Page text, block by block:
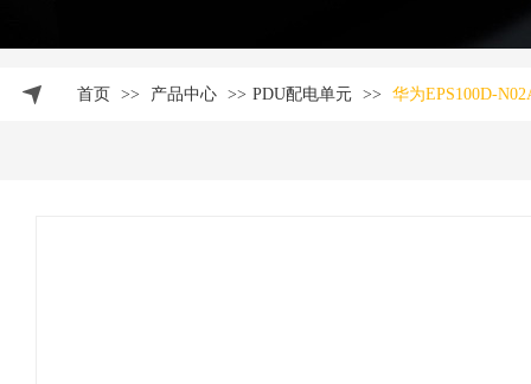
首页 >> 产品中心 >> PDU配电单元 >> 华为EPS100D-